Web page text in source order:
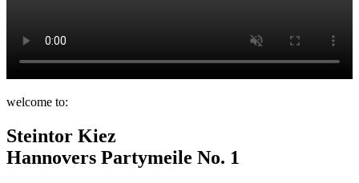
welcome to:
Steintor Kiez
Hannovers Partymeile No. 1